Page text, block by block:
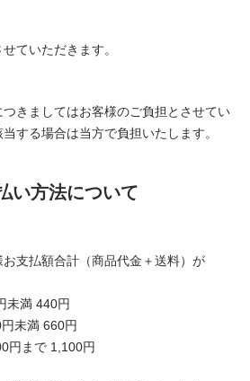
ていただきます。
きましてはお客様のご負担とさせてい
する場合は当方で負担いたします。
い方法について
支払額合計（商品代金＋送料）が
未満 440円
未満 660円
円まで 1,100円